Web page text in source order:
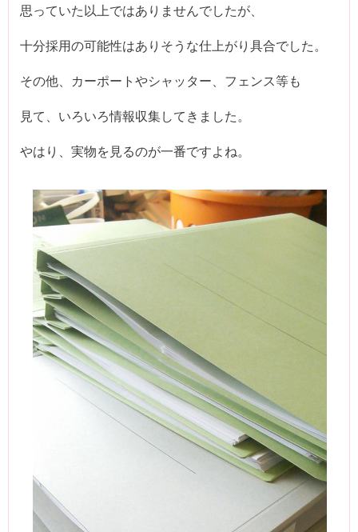
思っていた以上ではありませんでしたが、
十分採用の可能性はありそうな仕上がり具合でした。
その他、カーポートやシャッター、フェンス等も
見て、いろいろ情報収集してきました。
やはり、実物を見るのが一番ですよね。